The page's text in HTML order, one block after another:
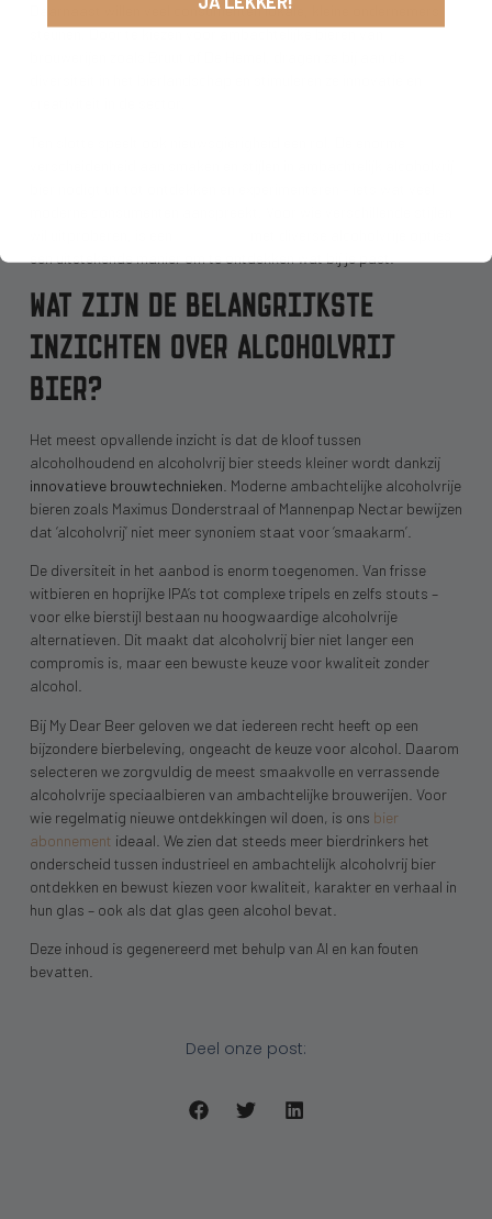
Daarnaast willen veel consumenten lokale, kleine ondernemers
steunen. Door te kiezen voor ambachtelijke bieren van
een uitstekende manier om te ontdekken wat bij je past.
WAT ZIJN DE BELANGRIJKSTE
INZICHTEN OVER ALCOHOLVRIJ
BIER?
Het meest opvallende inzicht is dat de kloof tussen
alcoholhoudend en alcoholvrij bier steeds kleiner wordt dankzij
innovatieve brouwtechnieken . Moderne ambachtelijke alcoholvrije
bieren zoals Maximus Donderstraal of Mannenpap Nectar bewijzen
dat ‘alcoholvrij’ niet meer synoniem staat voor ‘smaakarm’.
De diversiteit in het aanbod is enorm toegenomen. Van frisse
witbieren en hoprijke IPA’s tot complexe tripels en zelfs stouts –
voor elke bierstijl bestaan nu hoogwaardige alcoholvrije
alternatieven. Dit maakt dat alcoholvrij bier niet langer een
compromis is, maar een bewuste keuze voor kwaliteit zonder
alcohol.
Bij My Dear Beer geloven we dat iedereen recht heeft op een
bijzondere bierbeleving, ongeacht de keuze voor alcohol. Daarom
selecteren we zorgvuldig de meest smaakvolle en verrassende
alcoholvrije speciaalbieren van ambachtelijke brouwerijen. Voor
wie regelmatig nieuwe ontdekkingen wil doen, is ons bier
abonnement ideaal. We zien dat steeds meer bierdrinkers het
onderscheid tussen industrieel en ambachtelijk alcoholvrij bier
ontdekken en bewust kiezen voor kwaliteit, karakter en verhaal in
hun glas – ook als dat glas geen alcohol bevat.
Deze inhoud is gegenereerd met behulp van AI en kan fouten
bevatten.
Deel onze post: